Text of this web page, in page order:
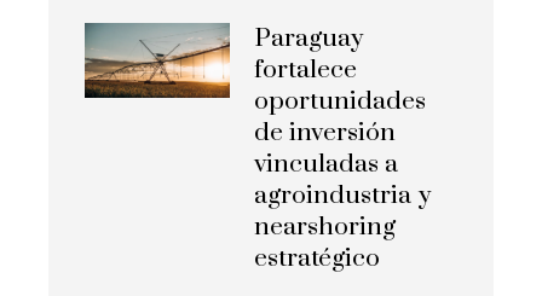
Paraguay
fortalece
oportunidades
de inversión
vinculadas a
agroindustria y
nearshoring
estratégico